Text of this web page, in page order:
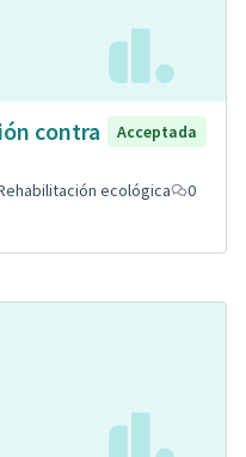
contra
Acceptada
ecológica
0